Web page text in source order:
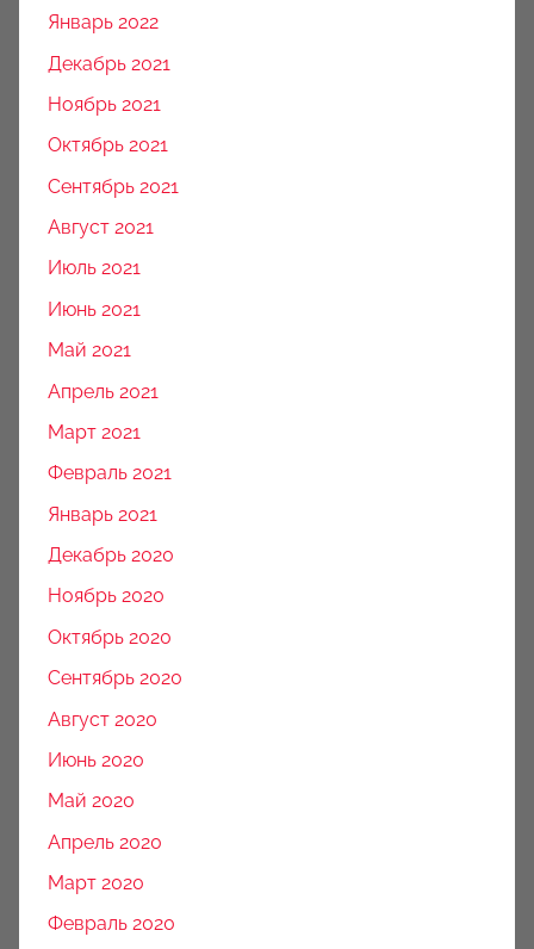
Январь 2022
Декабрь 2021
Ноябрь 2021
Октябрь 2021
Сентябрь 2021
Август 2021
Июль 2021
Июнь 2021
Май 2021
Апрель 2021
Март 2021
Февраль 2021
Январь 2021
Декабрь 2020
Ноябрь 2020
Октябрь 2020
Сентябрь 2020
Август 2020
Июнь 2020
Май 2020
Апрель 2020
Март 2020
Февраль 2020